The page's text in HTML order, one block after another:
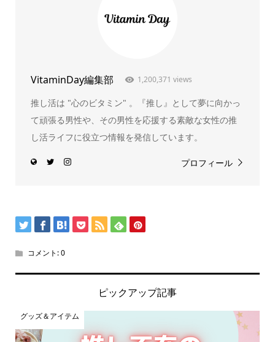
VitaminDay編集部 1,200,371 views
推し活は "心のビタミン" 。『推し』として夢に向かっ
て頑張る男性や、その男性を応援する素敵な女性の推
し活ライフに役立つ情報を発信しています。
プロフィール
コメント:0
ピックアップ記事
グッズ＆アイテム